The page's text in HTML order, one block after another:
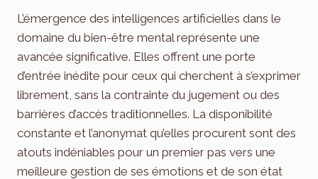
L’émergence des intelligences artificielles dans le
domaine du bien-être mental représente une
avancée significative. Elles offrent une porte
d’entrée inédite pour ceux qui cherchent à s’exprimer
librement, sans la contrainte du jugement ou des
barrières d’accès traditionnelles. La disponibilité
constante et l’anonymat qu’elles procurent sont des
atouts indéniables pour un premier pas vers une
meilleure gestion de ses émotions et de son état